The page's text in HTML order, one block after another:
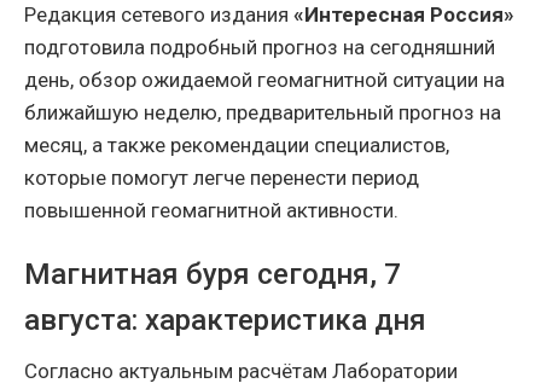
Редакция сетевого издания «Интересная Россия»
подготовила подробный прогноз на сегодняшний
день, обзор ожидаемой геомагнитной ситуации на
ближайшую неделю, предварительный прогноз на
месяц, а также рекомендации специалистов,
которые помогут легче перенести период
повышенной геомагнитной активности.
Магнитная буря сегодня, 7
августа: характеристика дня
Согласно актуальным расчётам Лаборатории